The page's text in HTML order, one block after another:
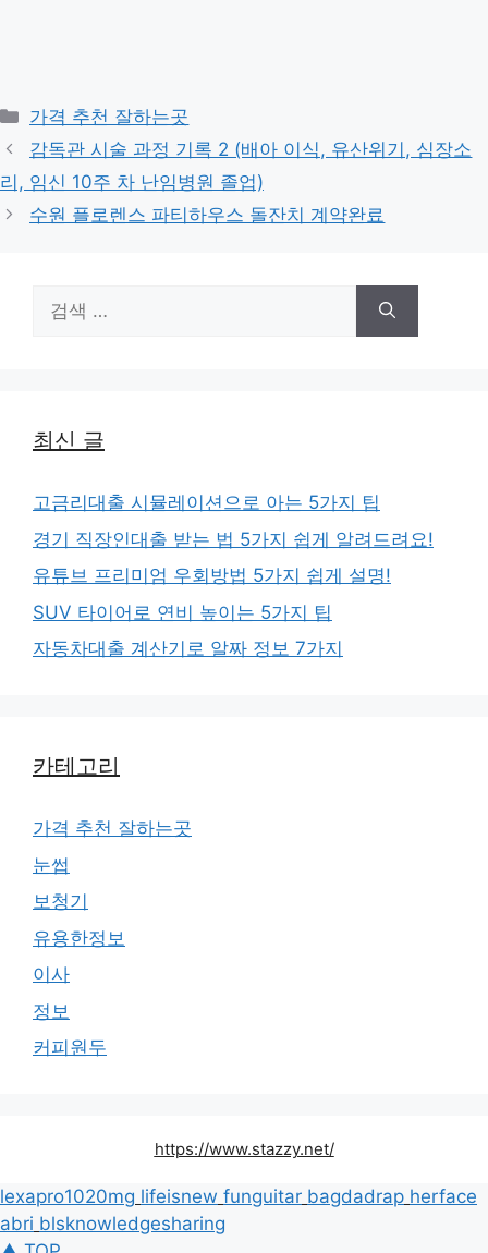
카
테
리
가격 추천 잘하는곳
감독관 시술 과정 기록 2 (배아 이식, 유산위기, 심장소
리, 임신 10주 차 난임병원 졸업)
수원 플로렌스 파티하우스 돌잔치 계약완료
색:
최신 글
고금리대출 시뮬레이션으로 아는 5가지 팁
경기 직장인대출 받는 법 5가지 쉽게 알려드려요!
유튜브 프리미엄 우회방법 5가지 쉽게 설명!
SUV 타이어로 연비 높이는 5가지 팁
자동차대출 계산기로 알짜 정보 7가지
카테고리
가격 추천 잘하는곳
눈썹
보청기
유용한정보
이사
정보
커피원두
https://www.stazzy.net/
lexapro1020mg lifeisnew funguitar bagdadrap herface
abri blsknowledgesharing